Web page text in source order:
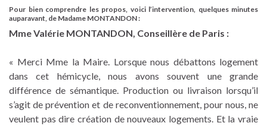
Pour bien comprendre les propos, voici l’intervention, quelques minutes
auparavant, de Madame MONTANDON :
Mme Valérie MONTANDON, Conseillère de Paris :
« Merci Mme la Maire. Lorsque nous débattons logement
dans cet hémicycle, nous avons souvent une grande
différence de sémantique. Production ou livraison lorsqu’il
s’agit de prévention et de reconventionnement, pour nous, ne
veulent pas dire création de nouveaux logements. Et la vraie